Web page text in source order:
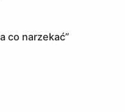
co narzekać”